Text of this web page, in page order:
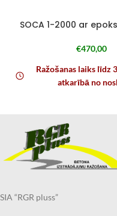
SOCA 1-2000 ar
€470,00
Ražošanas laiks līdz
atkarībā no
SIA “RGR pluss”